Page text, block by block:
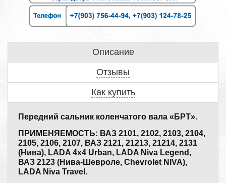
Описание
Отзывы
Как купить
Передний сальник коленчатого вала «БРТ».
ПРИМЕНЯЕМОСТЬ: ВАЗ 2101, 2102, 2103, 2104,
2105, 2106, 2107, ВАЗ 2121, 21213, 21214, 2131
(Нива), LADA 4x4 Urban, LADA Niva Legend,
ВАЗ 2123 (Нива-Шевроле, Chevrolet NIVA),
LADA Niva Travel.